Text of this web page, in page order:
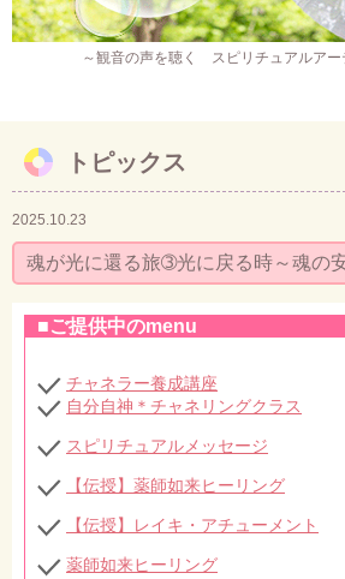
～観音の声を聴く スピリチュアルアー
レイキヒーラー養成コース・レイキアチュ
作品販売
イベント・セミナー・お茶会
セミナー・お茶会のご依頼
◆プロフィール
プライバシーポリシー
トピックス
2025.10.23
魂が光に還る旅➂光に戻る時～魂の
■ご提供中のmenu
チャネラー養成講座
自分自神＊チャネリングクラス
スピリチュアルメッセージ
【伝授】薬師如来ヒーリング
【伝授】レイキ・アチューメント
薬師如来ヒーリング